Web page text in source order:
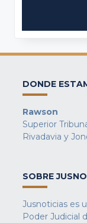
DONDE
Rawson
Superior
Rivadavia y
SOBRE
Jusnoticias es
Poder Judicial